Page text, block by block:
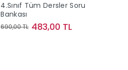
4.Sınıf Tüm Dersler Soru
Bankası
690,00 TL 483,00 TL